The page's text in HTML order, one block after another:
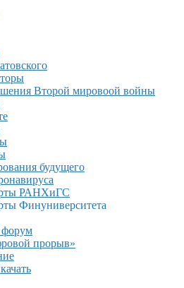
Второй мировоой войны
будущего
РАНХиГС
Финуниверситета
форум
прорыв»